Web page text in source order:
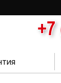
+7